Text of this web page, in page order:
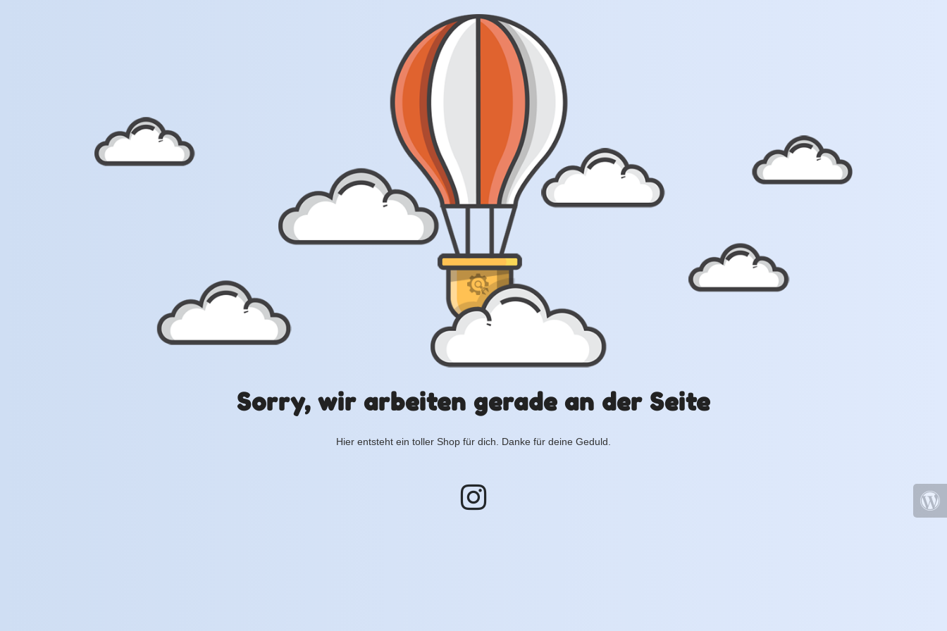
Sorry, wir arbeiten gerade an der Seite
Hier entsteht ein toller Shop für dich. Danke für deine Geduld.